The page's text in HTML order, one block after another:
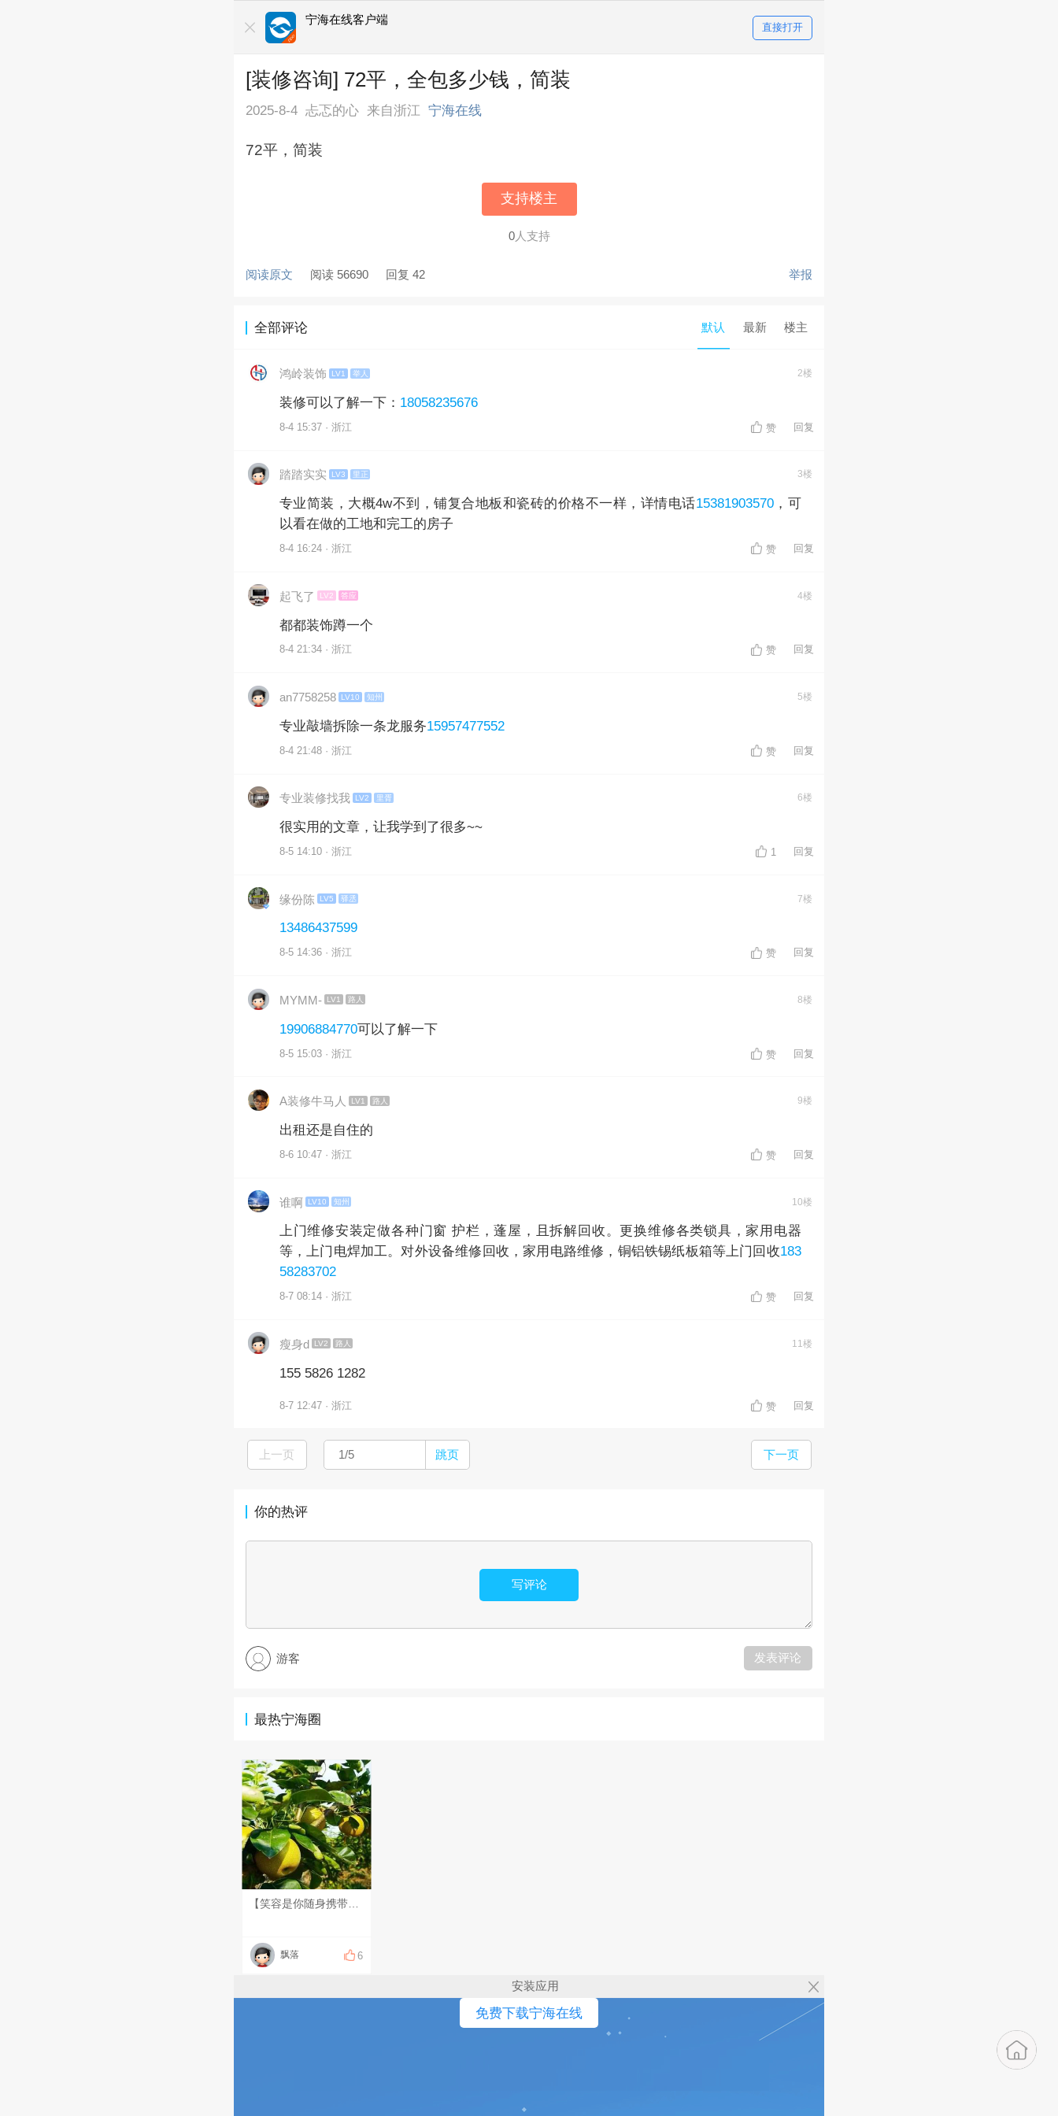
宁海在线客户端
直接打开
[装修咨询] 72平，全包多少钱，简装
2025-8-4 忐忑的心 来自浙江 宁海在线
72平，简装
支持楼主
0人支持
阅读原文 阅读 56690 回复 42 举报
全部评论 默认 最新 楼主
鸿岭装饰 LV1 举人 2楼
装修可以了解一下： 18058235676
8-4 15:37 · 浙江 赞 回复
踏踏实实 LV3 里正 3楼
专业简装，大概4w不到，铺复合地板和瓷砖的价格不一样，详情电话15381903570，可
以看在做的工地和完工的房子
8-4 16:24 · 浙江 赞 回复
起飞了 LV2 答应 4楼
都都装饰蹲一个
8-4 21:34 · 浙江 赞 回复
an7758258 LV10 知州 5楼
专业敲墙拆除一条龙服务15957477552
8-4 21:48 · 浙江 赞 回复
专业装修找我 LV2 里胥 6楼
很实用的文章，让我学到了很多~~
8-5 14:10 · 浙江 1 回复
缘份陈 LV5 驿丞 7楼
13486437599
8-5 14:36 · 浙江 赞 回复
MYMM- LV1 路人 8楼
19906884770可以了解一下
8-5 15:03 · 浙江 赞 回复
A装修牛马人 LV1 路人 9楼
出租还是自住的
8-6 10:47 · 浙江 赞 回复
谁啊 LV10 知州 10楼
上门维修安装定做各种门窗 护栏，蓬屋，且拆解回收。更换维修各类锁具，家用电器
等，上门电焊加工。对外设备维修回收，家用电路维修，铜铝铁锡纸板箱等上门回收183
58283702
8-7 08:14 · 浙江 赞 回复
瘦身d LV2 路人 11楼
155 5826 1282
8-7 12:47 · 浙江 赞 回复
上一页 跳页 下一页
你的热评
写评论
游客 发表评论
最热宁海圈
飘落 6
安装应用
免费下载宁海在线